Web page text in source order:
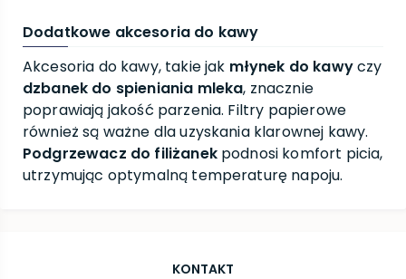
Dodatkowe akcesoria do kawy
Akcesoria do kawy, takie jak młynek do kawyczy
dzbanek do spieniania mleka, znacznie
poprawiają jakość parzenia. Filtry papierowe
również są ważne dla uzyskania klarownej kawy.
Podgrzewacz do filiżanekpodnosi komfort picia,
utrzymując optymalną temperaturę napoju.
KONTAKT